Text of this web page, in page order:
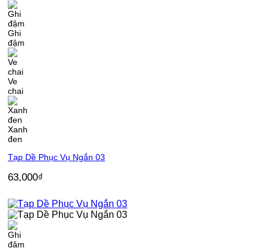
Ghi
đậm
Ve
chai
Xanh
đen
Tạp Dề Phục Vụ Ngắn 03
63,000₫